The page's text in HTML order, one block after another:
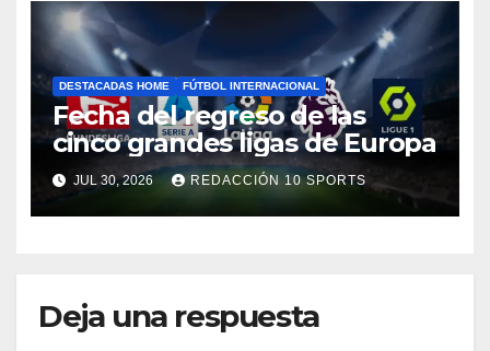
DESTACADAS HOME FÚTBOL INTERNACIONAL
Fecha del regreso de las
cinco grandes ligas de Europa
JUL 30, 2026 REDACCIÓN 10 SPORTS
Deja una respuesta